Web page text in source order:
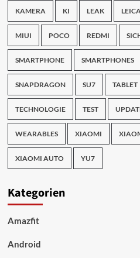
KAMERA KI LEAK LEICA
MIUI POCO REDMI
SMARTPHONE SMARTPHONES
SNAPDRAGON SU7 TABLET
TECHNOLOGIE TEST
WEARABLES XIAOMI
XIAOMI AUTO YU7
Kategorien
Amazfit
Android